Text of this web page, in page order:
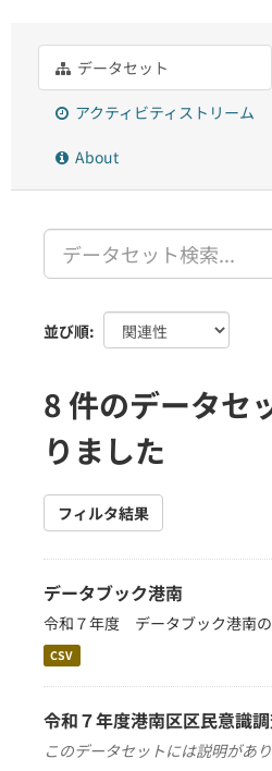
データセット
アクティビティストリーム
About
並び順
8 件のデータセ
りました
フィルタ結果
データブック港南
令和７年度 データブック港南
CSV
令和７年度港南区区民意識
このデータセットには説明があ